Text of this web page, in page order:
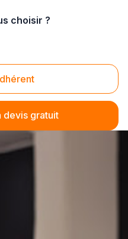
choisir ?
devis gratuit